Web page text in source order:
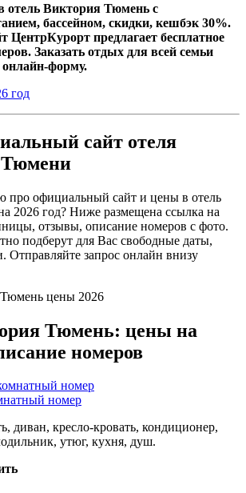
отель Виктория Тюмень с
бассейном, скидки, кешбэк 30%.
предлагает бесплатное
Заказать отдых для всей семьи
форму.
год
сайт отеля
официальный сайт и цены в отель
2026 год? Ниже размещена ссылка на
отзывы, описание номеров с фото.
подберут для Вас свободные даты,
Отправляйте запрос онлайн внизу
Тюмень: цены на
номеров
номер
диван, кресло-кровать, кондиционер,
утюг, кухня, душ.